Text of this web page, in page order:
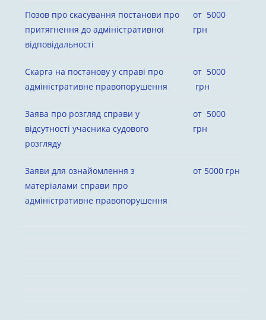
Позов про скасування постанови про
притягнення до адміністративної
відповідальності
от 5000
грн
Скарга на постанову у справі про
адміністративне правопорушення
от 5000
грн
Заява про розгляд справи у
відсутності учасника судового
розгляду
от 5000
грн
Заяви для ознайомлення з
матеріалами справи про
адміністративне правопорушення
от 5000 грн